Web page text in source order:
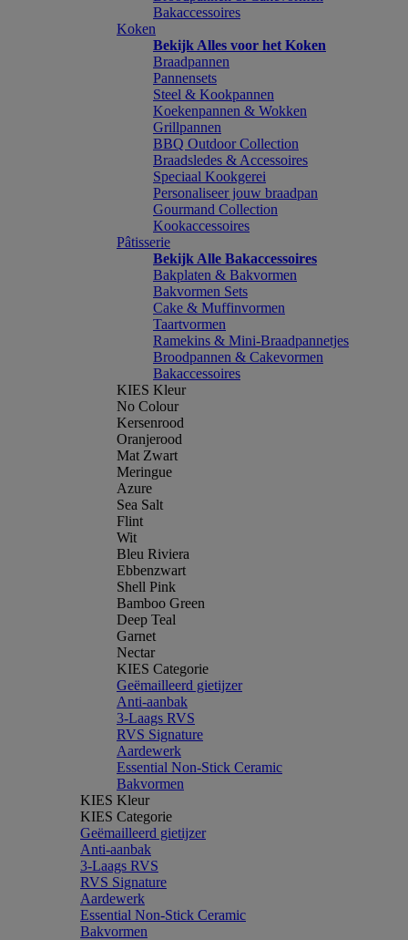
Bakaccessoires
Koken
Bekijk Alles voor het Koken
Braadpannen
Pannensets
Steel & Kookpannen
Koekenpannen & Wokken
Grillpannen
BBQ Outdoor Collection
Braadsledes & Accessoires
Speciaal Kookgerei
Personaliseer jouw braadpan
Gourmand Collection
Kookaccessoires
Pâtisserie
Bekijk Alle Bakaccessoires
Bakplaten & Bakvormen
Bakvormen Sets
Cake & Muffinvormen
Taartvormen
Ramekins & Mini-Braadpannetjes
Broodpannen & Cakevormen
Bakaccessoires
KIES Kleur
No Colour
Kersenrood
Oranjerood
Mat Zwart
Meringue
Azure
Sea Salt
Flint
Wit
Bleu Riviera
Ebbenzwart
Shell Pink
Bamboo Green
Deep Teal
Garnet
Nectar
KIES Categorie
Geëmailleerd gietijzer
Anti-aanbak
3-Laags RVS
RVS Signature
Aardewerk
Essential Non-Stick Ceramic
Bakvormen
KIES Kleur
KIES Categorie
Geëmailleerd gietijzer
Anti-aanbak
3-Laags RVS
RVS Signature
Aardewerk
Essential Non-Stick Ceramic
Bakvormen